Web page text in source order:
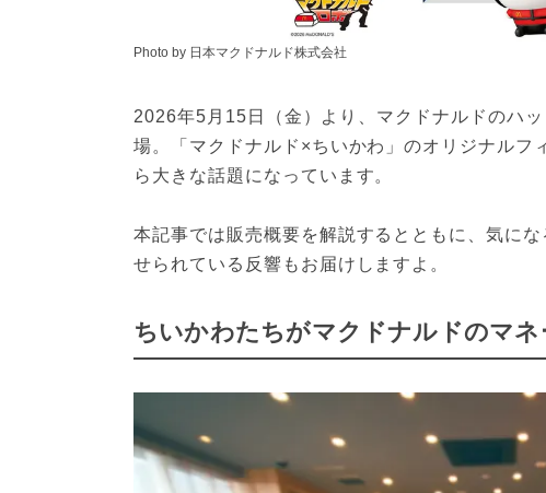
Photo by 日本マクドナルド株式会社
2026年5月15日（金）より、マクドナルドのハ
場。「マクドナルド×ちいかわ」のオリジナルフ
ら大きな話題になっています。
本記事では販売概要を解説するとともに、気に
せられている反響もお届けしますよ。
ちいかわたちがマクドナルドのマネ